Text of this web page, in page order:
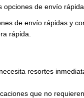
opciones de envío
de envío rápidas y
rápida.
resortes
que no